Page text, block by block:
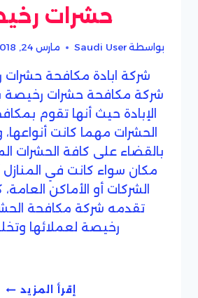
حشرات
بواسطةSaudi User مارس 24, 2018
شركة ابادة مكافحة
شركة مكافحة حشرات رخيصة
الإبادة حيث أنها تقوم
الحشرات مهما كانت
بالقضاء على كافة الحشرات
مكان سواء كانت في المنازل
الشركات أو الأماكن
تقدمه شركة مكافحة
رخيصة لعملائها
إقرأ المزيد